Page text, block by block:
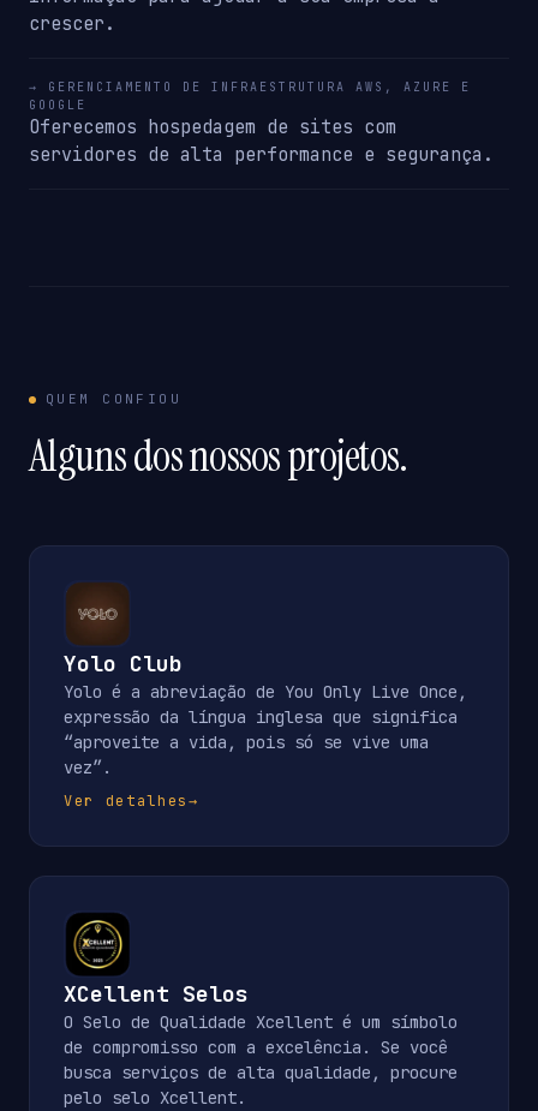
crescer.
→ GERENCIAMENTO DE INFRAESTRUTURA AWS, AZURE E
GOOGLE
Oferecemos hospedagem de sites com
servidores de alta performance e segurança.
QUEM CONFIOU
Alguns dos nossos projetos.
Yolo Club
Yolo é a abreviação de You Only Live Once,
expressão da língua inglesa que significa
“aproveite a vida, pois só se vive uma
vez”.
Ver detalhes→
XCellent Selos
O Selo de Qualidade Xcellent é um símbolo
de compromisso com a excelência. Se você
busca serviços de alta qualidade, procure
pelo selo Xcellent.